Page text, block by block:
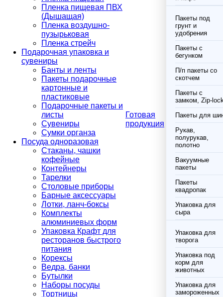
Пленка пищевая ПВХ
(Дышащая)
Пленка воздушно-
пузырьковая
Пленка стрейч
Подарочная упаковка и
сувениры
Банты и ленты
Пакеты подарочные
картонные и
пластиковые
Подарочные пакеты и
листы
Сувениры
Сумки органза
Посуда одноразовая
Стаканы, чашки
кофейные
Контейнеры
Тарелки
Столовые приборы
Барные аксессуары
Лотки, ланч-боксы
Комплекты
алюминиевых форм
Упаковка Крафт для
ресторанов быстрого
питания
Корексы
Ведра, банки
Бутылки
Наборы посуды
Тортницы
Готовая
продукция
Пакеты под
грунт и
удобрения
Пакеты с
бегунком
П/п пакеты со
скотчем
Пакеты с
замком, Zip-
Пакеты для
Рукав,
полурукав,
полотно
Вакуумные
пакеты
Пакеты
квадропак
Упаковка для
сыра
Упаковка для
творога
Упаковка под
корм для
животных
Упаковка для
замороженных